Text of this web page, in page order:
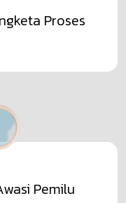
Proses
Pemilu